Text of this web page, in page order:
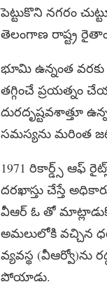
పెట్టుకొని నగరం
తెలంగాణ రాష్ట్ర
భూమి ఉన్నంత
తగ్గించే ప్రయత్నం
దురదృష్టవశాత్తూ
సమస్యను మరింత
1971 రికార్డ్స్ ఆఫ్
దరఖాస్తు చేస్తే
వీఆర్ ఓ తో
అమలులోకి వచ్చిన
వ్యవస్థ
పోయాడు.